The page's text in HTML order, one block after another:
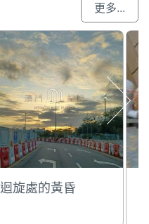
更多...
迴旋處的黃昏